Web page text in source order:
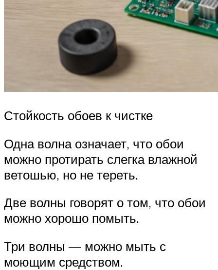
Стойкость обоев к чистке
Одна волна означает, что обои
можно протирать слегка влажной
ветошью, но не тереть.
Две волны говорят о том, что обои
можно хорошо помыть.
Три волны — можно мыть с
моющим средством.